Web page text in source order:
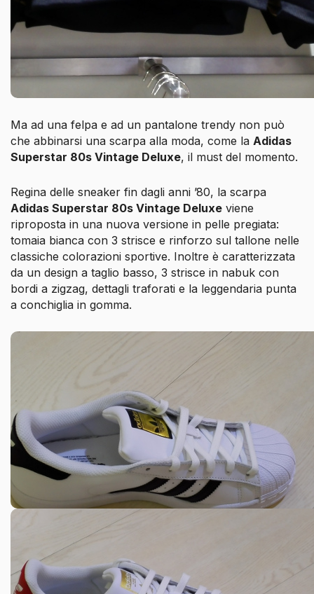
Ma ad una felpa e ad un pantalone trendy non può
che abbinarsi una scarpa alla moda, come la Adidas
Superstar 80s Vintage Deluxe, il must del momento.
Regina delle sneaker fin dagli anni ’80, la scarpa
Adidas Superstar 80s Vintage Deluxe viene
riproposta in una nuova versione in pelle pregiata:
tomaia bianca con 3 strisce e rinforzo sul tallone nelle
classiche colorazioni sportive. Inoltre è caratterizzata
da un design a taglio basso, 3 strisce in nabuk con
bordi a zigzag, dettagli traforati e la leggendaria punta
a conchiglia in gomma.